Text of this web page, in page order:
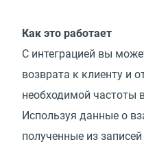
Как это работает
С интеграцией вы
возврата к клиенту и
необходимой частоты
Используя данные о
полученные из